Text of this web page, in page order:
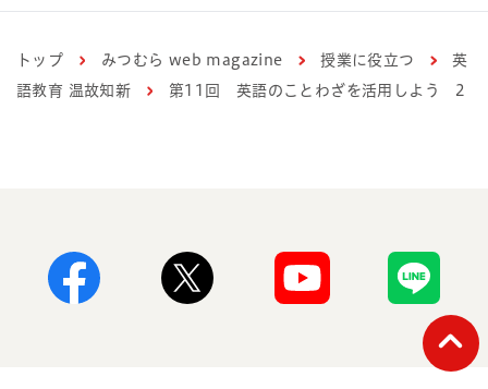
トップ みつむら web magazine 授業に役立つ
英
語教育 温故知新
第11回 英語のことわざを活用しよう 2
Line
ペ